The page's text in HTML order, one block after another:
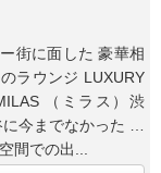
街に面した 豪華相
ラウンジ LUXURY
（ミラス）渋
今までなかった 高
間での出...